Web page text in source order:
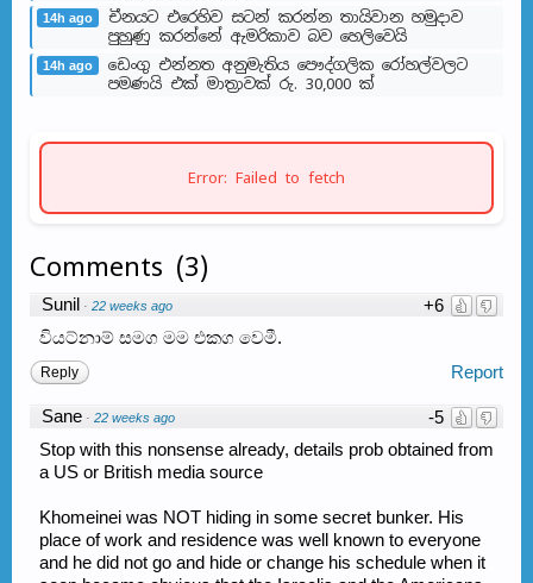
14h ago
චීනයට එරෙහිව සටන් කරන්න තායිවාන හමුදාව
පුහුණු කරන්නේ ඇමරිකාව බව හෙලිවෙයි
14h ago
ඩෙංගු එන්නත අනුමැතිය පෞද්ගලික රෝහල්වලට
පමණයි එක් මාත්‍රාවක් රු. 30,000 ක්
Error: Failed to fetch
Comments (3)
+6
Sunil · 22 weeks ago
වියට්නාම් සමග මම එකග වෙමී.
Report
Reply
-5
Sane · 22 weeks ago
Stop with this nonsense already, details prob obtained from
a US or British media source
Khomeinei was NOT hiding in some secret bunker. His
place of work and residence was well known to everyone
and he did not go and hide or change his schedule when it